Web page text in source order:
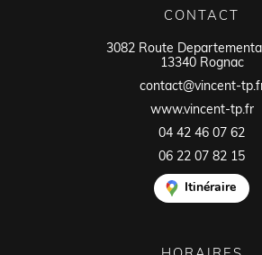
CONTACT
3082 Route
13340 Rognac
contact@vincent-
www.vincent-tp.fr
04 42 46 07 62
06 22 07 82 15
Itinéraire